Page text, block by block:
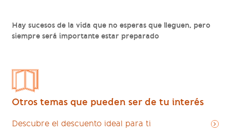
Hay sucesos de la vida que no esperas que lleguen, pero
siempre será importante estar preparado
Otros temas que pueden ser de tu interés
Descubre el descuento ideal para ti